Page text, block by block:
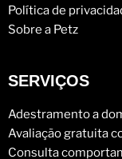
Política de
Sobre a Petz
SERVIÇOS
Adestramento a
Avaliação gratuita
Consulta